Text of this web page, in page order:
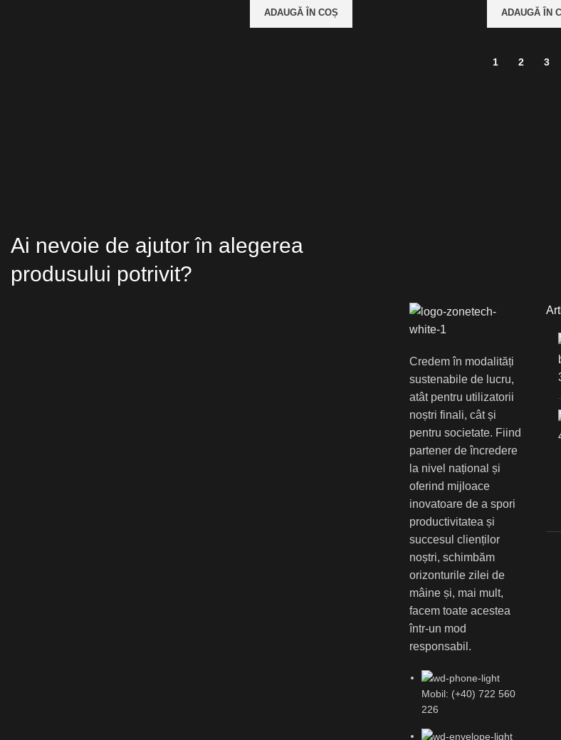
ADAUGĂ ÎN COȘ ADAUGĂ ÎN
1 2 3
Ai nevoie de ajutor în alegerea
produsului potrivit?
Credem în modalități
sustenabile de lucru,
atât pentru utilizatorii
noștri finali, cât și
pentru societate. Fiind
partener de încredere
la nivel național și
oferind mijloace
inovatoare de a spori
productivitatea și
succesul clienților
noștri, schimbăm
orizonturile zilei de
mâine și, mai mult,
facem toate acestea
într-un mod
responsabil.
Mobil: (+40) 722 560
226